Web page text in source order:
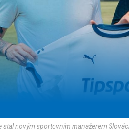
stal novým sportovním manažerem